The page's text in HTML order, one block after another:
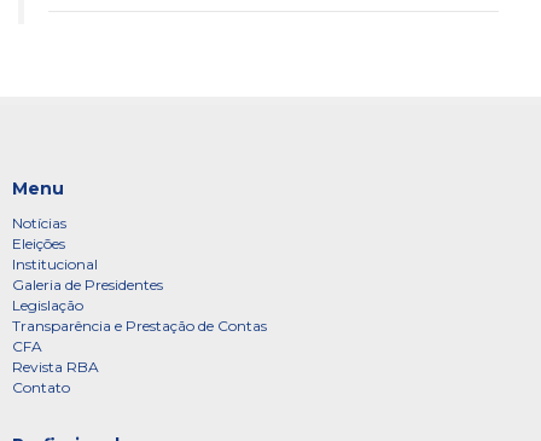
Menu
Notícias
Eleições
Institucional
Galeria de Presidentes
Legislação
Transparência e Prestação de Contas
CFA
Revista RBA
Contato